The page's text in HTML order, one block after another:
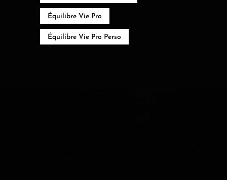
Équilibre Vie Pro
Équilibre Vie Pro Perso